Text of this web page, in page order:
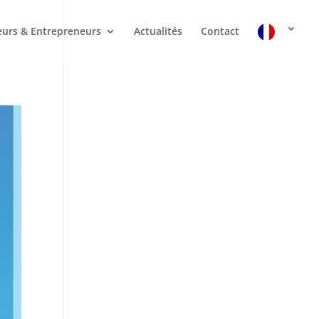
& Entrepreneurs Actualités Contact